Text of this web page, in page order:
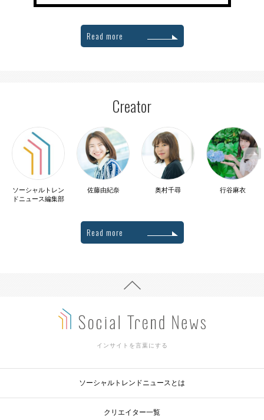
Read more
Creator
ソーシャルトレン
ドニュース編集部
佐藤由紀奈 奥村千尋 行谷麻衣
Read more
インサイトを言葉にする
ソーシャルトレンドニュースとは
クリエイター一覧